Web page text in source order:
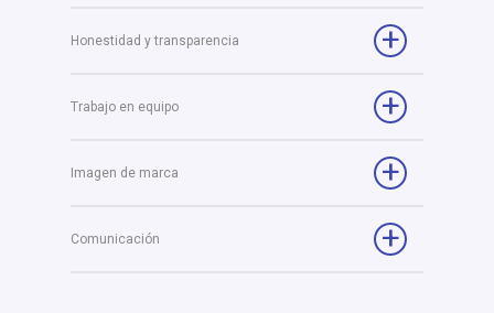
Honestidad y transparencia
Trabajo en equipo
Imagen de marca
Comunicación